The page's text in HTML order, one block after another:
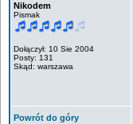
Nikodem
Pismak
Dołączył: 10 Sie 2004
Posty: 131
Skąd: warszawa
Powrót do góry